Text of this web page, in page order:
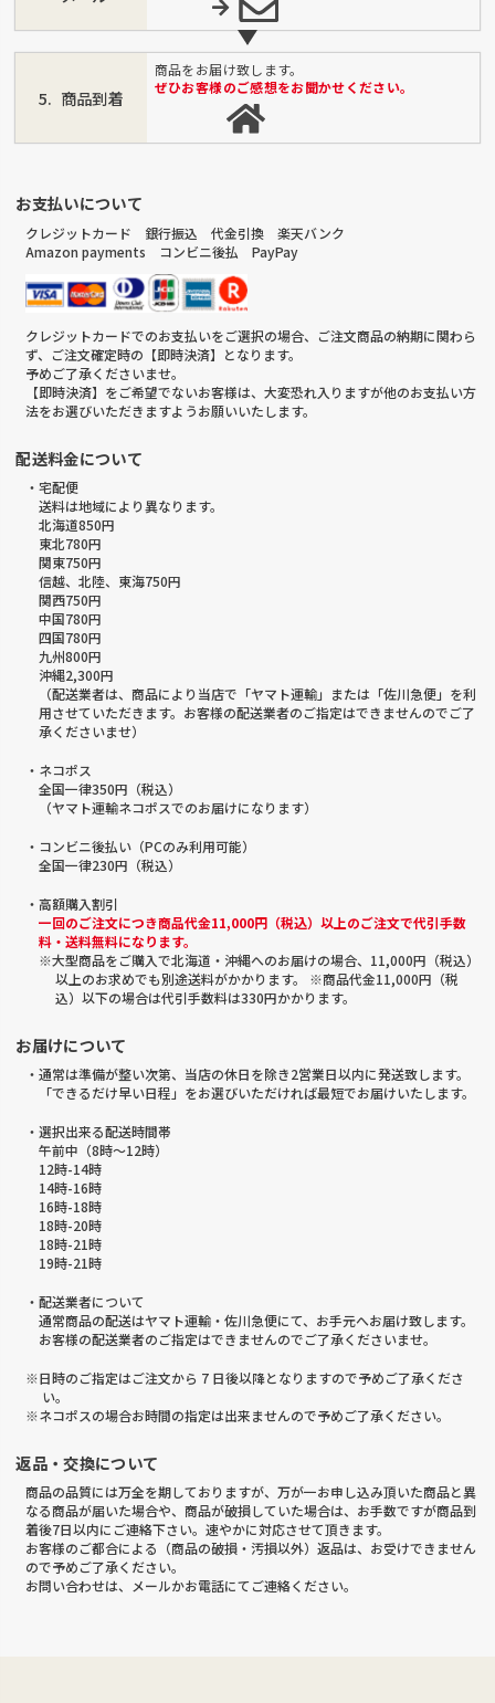
商品到着
商品をお届け致します。
ぜひお客様のご感想をお聞かせください。
お支払いについて
クレジットカード 銀行振込 代金引換 楽天バンク
Amazon payments コンビニ後払 PayPay
クレジットカードでのお支払いをご選択の場合、ご注文商品の納期に関わら
ず、ご注文確定時の【即時決済】となります。
予めご了承くださいませ。
【即時決済】をご希望でないお客様は、大変恐れ入りますが他のお支払い方
法をお選びいただきますようお願いいたします。
配送料金について
・宅配便
送料は地域により異なります。
北海道850円
東北780円
関東750円
信越、北陸、東海750円
関西750円
中国780円
四国780円
九州800円
沖縄2,300円
（配送業者は、商品により当店で「ヤマト運輸」または「佐川急便」を利
用させていただきます。お客様の配送業者のご指定はできませんのでご了
承くださいませ）
・ネコポス
全国一律350円（税込）
（ヤマト運輸ネコポスでのお届けになります）
・コンビニ後払い（PCのみ利用可能）
全国一律230円（税込）
・高額購入割引
一回のご注文につき商品代金11,000円（税込）以上のご注文で代引手数
料・送料無料になります。
※大型商品をご購入で北海道・沖縄へのお届けの場合、11,000円（税込）
以上のお求めでも別途送料がかかります。 ※商品代金11,000円（税
込）以下の場合は代引手数料は330円かかります。
お届けについて
・通常は準備が整い次第、当店の休日を除き2営業日以内に発送致します。
「できるだけ早い日程」をお選びいただければ最短でお届けいたします。
・選択出来る配送時間帯
午前中（8時～12時）
12時-14時
14時-16時
16時-18時
18時-20時
18時-21時
19時-21時
・配送業者について
通常商品の配送はヤマト運輸・佐川急便にて、お手元へお届け致します。
お客様の配送業者のご指定はできませんのでご了承くださいませ。
※日時のご指定はご注文から 7 日後以降となりますので予めご了承くださ
い。
※ネコポスの場合お時間の指定は出来ませんので予めご了承ください。
返品・交換について
商品の品質には万全を期しておりますが、万が一お申し込み頂いた商品と異
なる商品が届いた場合や、商品が破損していた場合は、お手数ですが商品到
着後7日以内にご連絡下さい。速やかに対応させて頂きます。
お客様のご都合による（商品の破損・汚損以外）返品は、お受けできません
ので予めご了承ください。
お問い合わせは、メールかお電話にてご連絡ください。